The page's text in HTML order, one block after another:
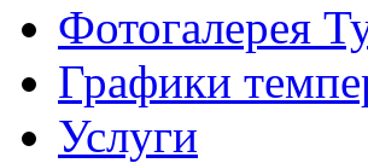
Фотогалерея
Графики
Услуги